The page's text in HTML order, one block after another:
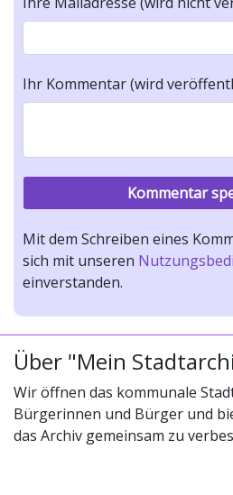
Ihr Kommentar (wird
Mit dem Schreiben eines
sich mit unseren
einverstanden.
Über "Mein
Wir öffnen das kommunale
Bürgerinnen und Bürger und
das Archiv gemeinsam zu